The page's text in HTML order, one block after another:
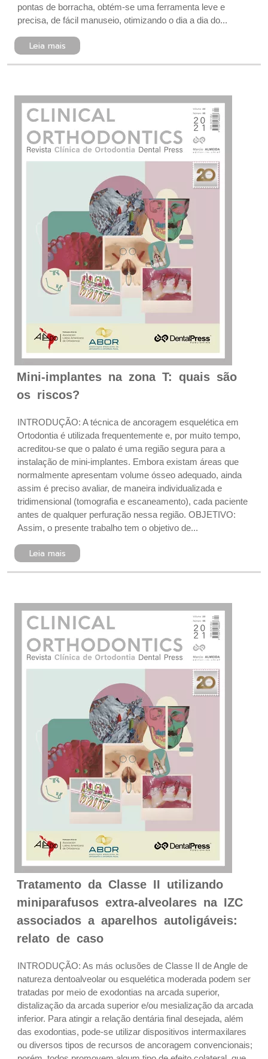
pontas de borracha, obtém-se uma ferramenta leve e
precisa, de fácil manuseio, otimizando o dia a dia do...
Leia mais
Mini-implantes na zona T: quais são
os riscos?
INTRODUÇÃO: A técnica de ancoragem esquelética em
Ortodontia é utilizada frequentemente e, por muito tempo,
acreditou-se que o palato é uma região segura para a
instalação de mini-implantes. Embora existam áreas que
normalmente apresentam volume ósseo adequado, ainda
assim é preciso avaliar, de maneira individualizada e
tridimensional (tomografia e escaneamento), cada paciente
antes de qualquer perfuração nessa região. OBJETIVO:
Assim, o presente trabalho tem o objetivo de...
Leia mais
Tratamento da Classe II utilizando
miniparafusos extra-alveolares na IZC
associados a aparelhos autoligáveis:
relato de caso
INTRODUÇÃO: As más oclusões de Classe II de Angle de
natureza dentoalveolar ou esquelética moderada podem ser
tratadas por meio de exodontias na arcada superior,
distalização da arcada superior e/ou mesialização da arcada
inferior. Para atingir a relação dentária final desejada, além
das exodontias, pode-se utilizar dispositivos intermaxilares
ou diversos tipos de recursos de ancoragem convencionais;